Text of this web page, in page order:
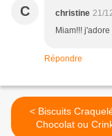
C christine 21/
Miam!!!
Répondre
< Biscuits Craquelés au
Chocolat ou